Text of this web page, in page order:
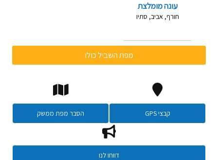
עונה מומלצת
חורף, אביב, סתיו
מפת השביל כולו
קבצי GPS הסבר מפת ממשק
דווחו לנו